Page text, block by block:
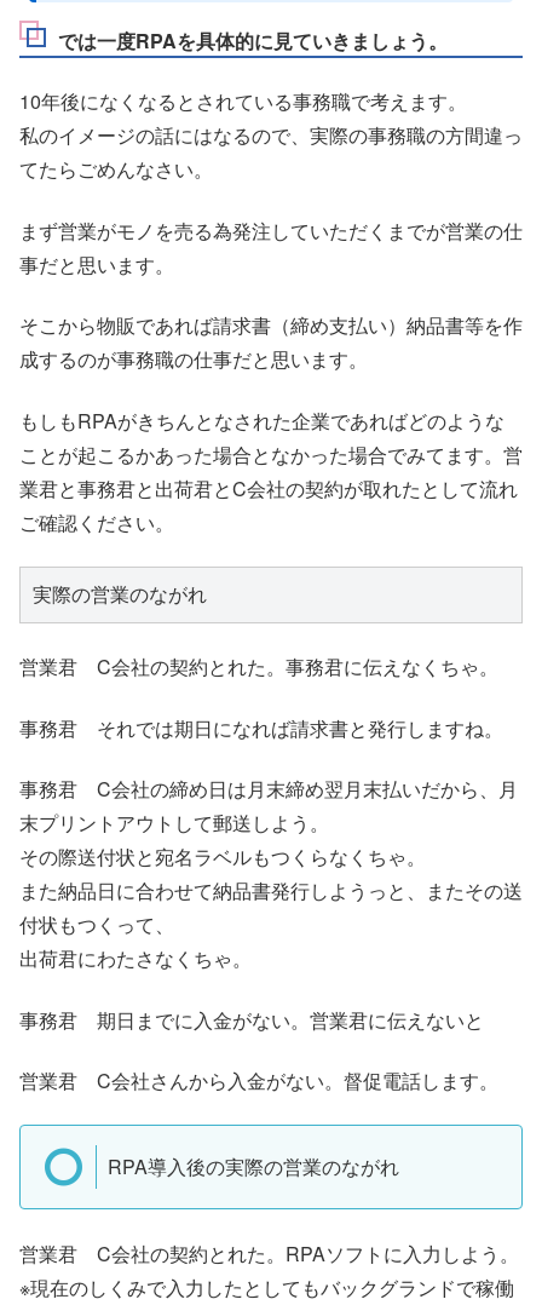
では一度RPAを具体的に見ていきましょう。
10年後になくなるとされている事務職で考えます。
私のイメージの話にはなるので、実際の事務職の方間違っ
てたらごめんなさい。
まず営業がモノを売る為発注していただくまでが営業の仕
事だと思います。
そこから物販であれば請求書（締め支払い）納品書等を作
成するのが事務職の仕事だと思います。
もしもRPAがきちんとなされた企業であればどのような
ことが起こるかあった場合となかった場合でみてます。営
業君と事務君と出荷君とC会社の契約が取れたとして流れ
ご確認ください。
実際の営業のながれ
営業君 C会社の契約とれた。事務君に伝えなくちゃ。
事務君 それでは期日になれば請求書と発行しますね。
事務君 C会社の締め日は月末締め翌月末払いだから、月
末プリントアウトして郵送しよう。
その際送付状と宛名ラベルもつくらなくちゃ。
また納品日に合わせて納品書発行しようっと、またその送
付状もつくって、
出荷君にわたさなくちゃ。
事務君 期日までに入金がない。営業君に伝えないと
営業君 C会社さんから入金がない。督促電話します。
RPA導入後の実際の営業のながれ
営業君 C会社の契約とれた。RPAソフトに入力しよう。
※現在のしくみで入力したとしてもバックグランドで稼働